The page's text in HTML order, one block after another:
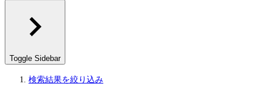
Toggle Sidebar
検索結果を絞り込み